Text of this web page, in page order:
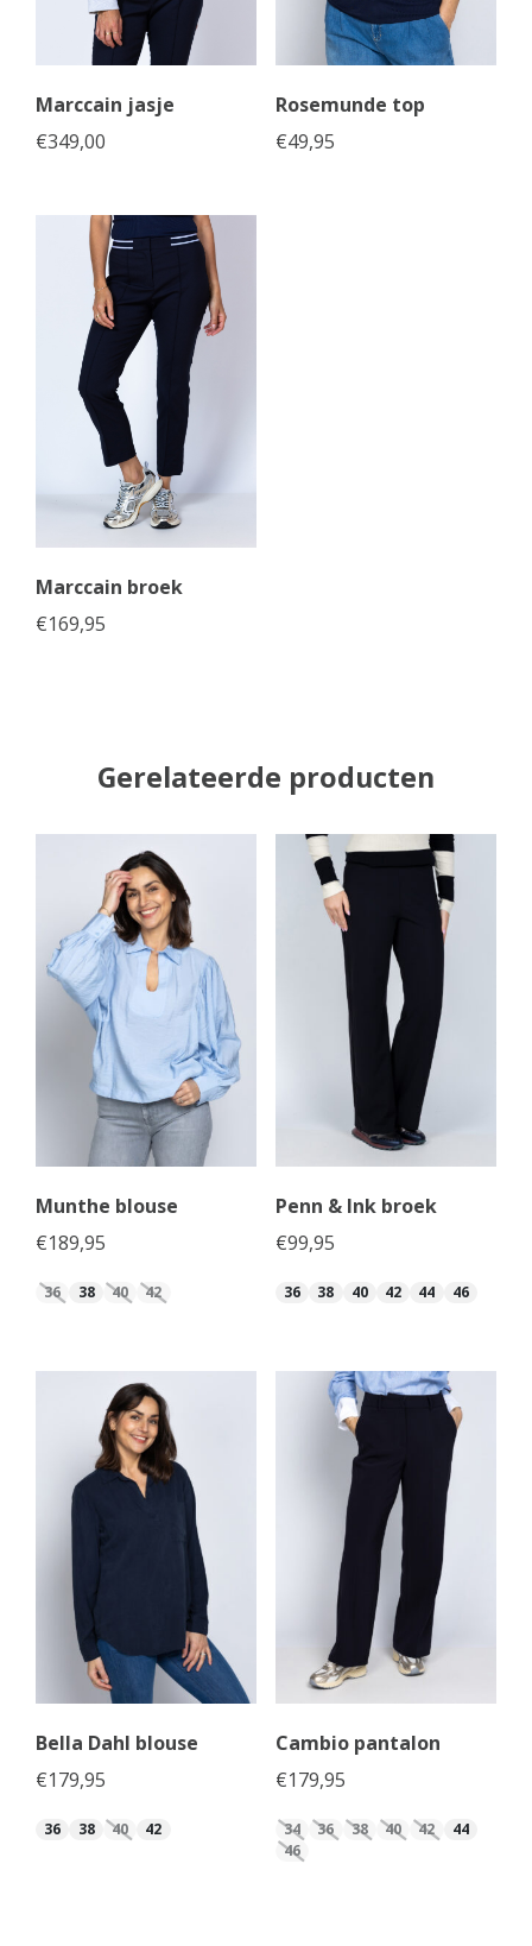
Marccain jasje
€349,00
Rosemunde top
€49,95
Marccain broek
€169,95
Gerelateerde producten
Munthe blouse
€189,95
36 38 40 42
Penn & Ink broek
€99,95
36 38 40 42 44 46
Bella Dahl blouse
€179,95
36 38 40 42
Cambio pantalon
€179,95
34 36 38 40 42
44
46